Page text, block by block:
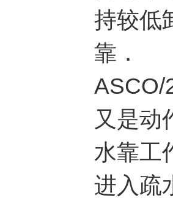
持较低
靠．
ASCO/
又是动
水靠工
进入疏